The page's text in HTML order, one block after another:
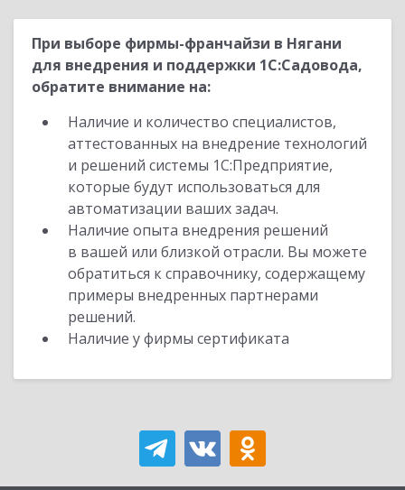
При выборе фирмы-франчайзи в Нягани
для внедрения и поддержки 1С:Садовода,
обратите внимание на:
Наличие и количество специалистов,
аттестованных на внедрение технологий
и решений системы 1С:Предприятие,
которые будут использоваться для
автоматизации ваших задач.
Наличие опыта внедрения решений
в вашей или близкой отрасли. Вы можете
обратиться к справочнику, содержащему
примеры внедренных партнерами
решений.
Наличие у фирмы сертификата